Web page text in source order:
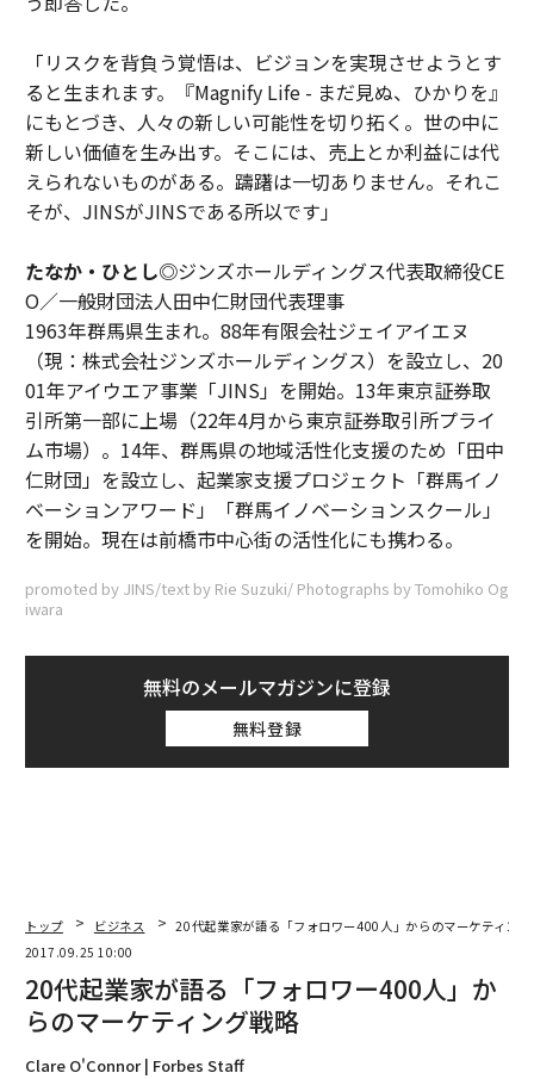
「リスクを背負う覚悟は、ビジョンを実現させようとす
ると生まれます。『Magnify Life - まだ見ぬ、ひかりを』
にもとづき、人々の新しい可能性を切り拓く。世の中に
新しい価値を生み出す。そこには、売上とか利益には代
えられないものがある。躊躇は一切ありません。それこ
そが、JINSがJINSである所以です」
たなか・ひとし◎ジンズホールディングス代表取締役CE
O／一般財団法人田中仁財団代表理事
1963年群馬県生まれ。88年有限会社ジェイアイエヌ
（現：株式会社ジンズホールディングス）を設立し、20
01年アイウエア事業「JINS」を開始。13年東京証券取
引所第一部に上場（22年4月から東京証券取引所プライ
ム市場）。14年、群馬県の地域活性化支援のため「田中
仁財団」を設立し、起業家支援プロジェクト「群馬イノ
ベーションアワード」「群馬イノベーションスクール」
を開始。現在は前橋市中心街の活性化にも携わる。
promoted by JINS/text by Rie Suzuki/ Photographs by Tomohiko Og
iwara
無料のメールマガジンに登録
無料登録
トップ ビジネス
20代起業家が語る「フォロワー400人」からのマーケティン
2017.09.25 10:00
20代起業家が語る「フォロワー400人」か
らのマーケティング戦略
Clare O'Connor | Forbes Staff